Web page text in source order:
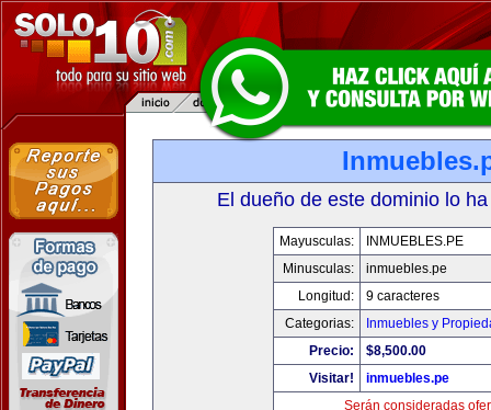
El dueño de este dominio lo
Mayusculas:
INMUEBLES.PE
Minusculas:
inmuebles.pe
Longitud:
9 caracteres
Categorias:
Inmuebles y
Precio:
$8,500.00
Visitar!
inmuebles.pe
Serán consideradas